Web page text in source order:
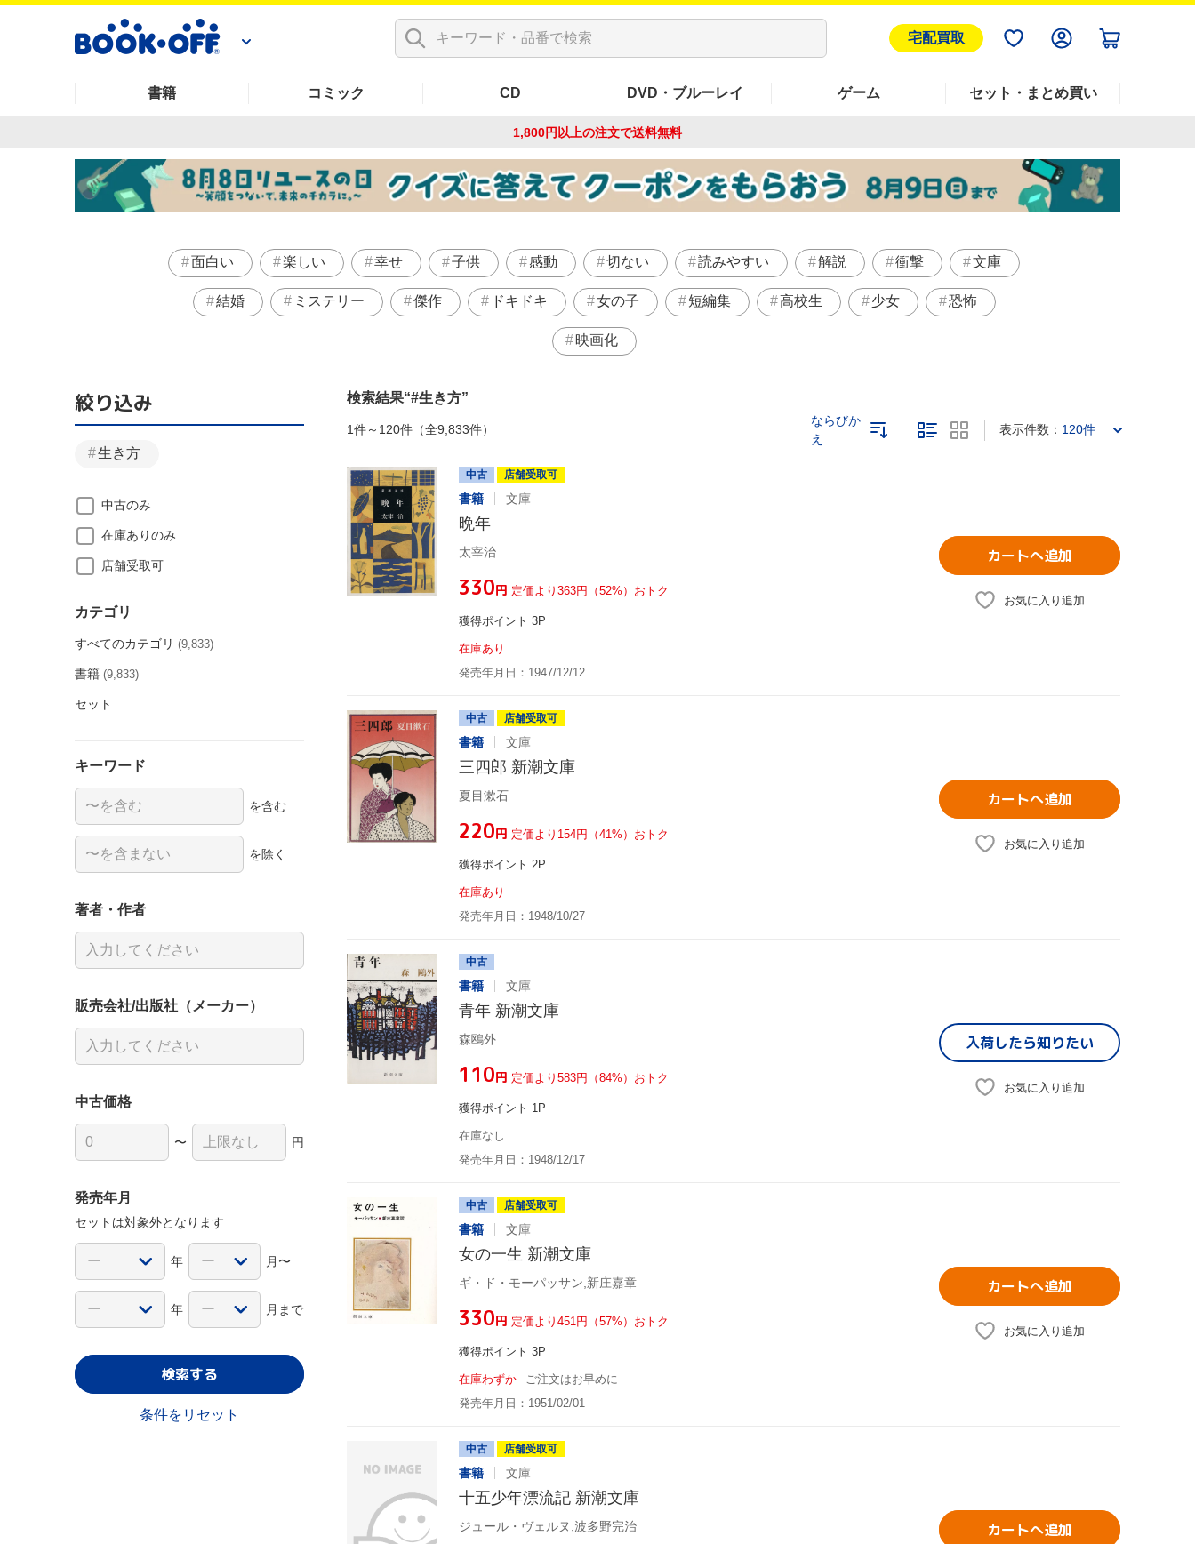
宅配買取
書籍 コミック CD DVD・ブルーレイ ゲーム セット・まとめ買い
1,800円以上の注文で送料無料
面白い 楽しい 幸せ 子供 感動 切ない 読みやすい 解説 衝撃 文庫
結婚 ミステリー 傑作 ドキドキ 女の子 短編集 高校生 少女 恐怖
映画化
検索結果 #生き方
1件～120件（全9,833件）
ならびか
え
表示件数： 120件
中古 店舗受取可
書籍 文庫
晩年
太宰治
¥330円 定価より363円（52%）おトク
獲得ポイント 3P
在庫あり
発売年月日：1947/12/12
カートへ追加
お気に入り追加
中古 店舗受取可
書籍 文庫
三四郎 新潮文庫
夏目漱石
¥220円 定価より154円（41%）おトク
獲得ポイント 2P
在庫あり
発売年月日：1948/10/27
カートへ追加
お気に入り追加
中古
書籍 文庫
青年 新潮文庫
森鴎外
¥110円 定価より583円（84%）おトク
獲得ポイント 1P
在庫なし
発売年月日：1948/12/17
入荷したら知りたい
お気に入り追加
中古 店舗受取可
書籍 文庫
女の一生 新潮文庫
ギ・ド・モーパッサン,新庄嘉章
¥330円 定価より451円（57%）おトク
獲得ポイント 3P
在庫わずか
ご注文はお早めに
発売年月日：1951/02/01
カートへ追加
お気に入り追加
中古 店舗受取可
書籍 文庫
十五少年漂流記 新潮文庫
ジュール・ヴェルヌ,波多野完治 カートへ追加
絞り込み
生き方
中古のみ
在庫ありのみ
店舗受取可
カテゴリ
すべてのカテゴリ (9,833)
書籍 (9,833)
セット
キーワード
を含む
を除く
著者・作者
販売会社/出版社（メーカー）
中古価格
〜 円
発売年月
セットは対象外となります
年 月〜
年 月まで
検索する
条件をリセット